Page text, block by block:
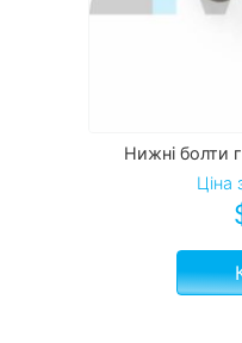
Нижні болти
Ціна